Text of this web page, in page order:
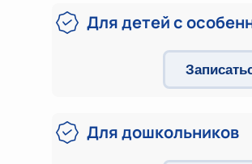
Для детей с
Для дошкольников